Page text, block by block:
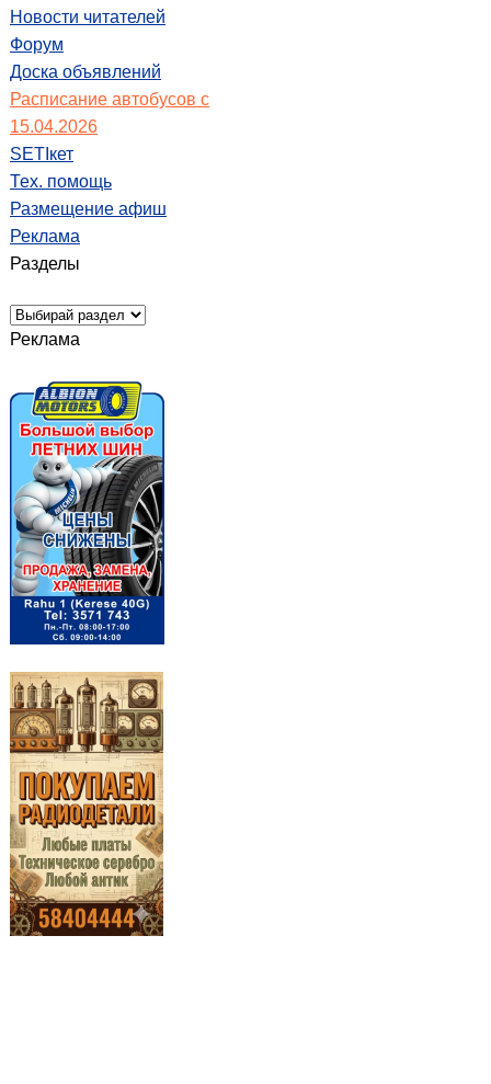
Новости читателей
Форум
Доска объявлений
Расписание автобусов с
15.04.2026
SETIкет
Тех. помощь
Размещение афиш
Реклама
Разделы
Реклама